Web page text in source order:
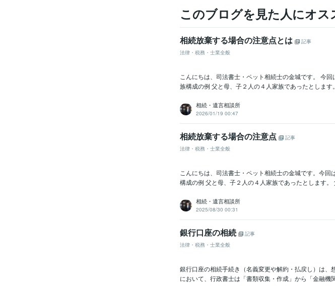
このブログを見た人にオス
相続放棄する場合の注意点とは
記事
法律・税務・士業全般
こんにちは、司法書士・ペット相続士の金城です。 今
族構成の例 父と母、子２人の４人家族であったとしま
相続・遺言相談所
2026/01/19 00:47
相続放棄する場合の注意点
記事
法律・税務・士業全般
こんにちは、司法書士・ペット相続士の金城です。今
構成の例 父と母、子２人の４人家族であったとします
相続・遺言相談所
2025/08/30 00:31
銀行口座の相続
記事
法律・税務・士業全般
銀行口座の相続手続き（名義変更や解約・払戻し）は
において、行政書士は「書類収集・作成」から「金融